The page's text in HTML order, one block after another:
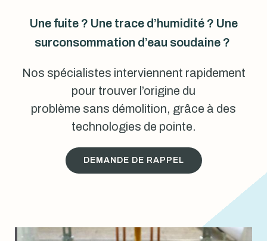
Une fuite ? Une trace d’humidité ? Une
surconsommation d’eau soudaine ?
Nos spécialistes interviennent rapidement
pour trouver l’origine du
problème sans démolition, grâce à des
technologies de pointe.
DEMANDE DE RAPPEL